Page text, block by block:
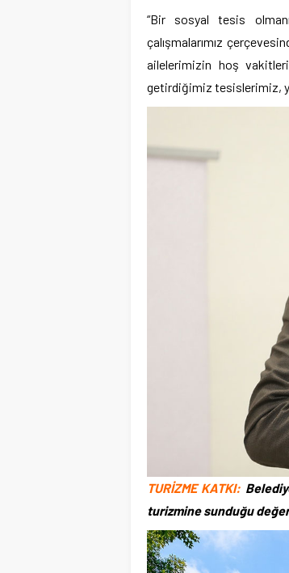
“Bir sosyal tesis
çalışmalarımız
ailelerimizin hoş
getirdiğimiz tesislerimiz,
TURİZME KATKI:
turizmine sunduğu